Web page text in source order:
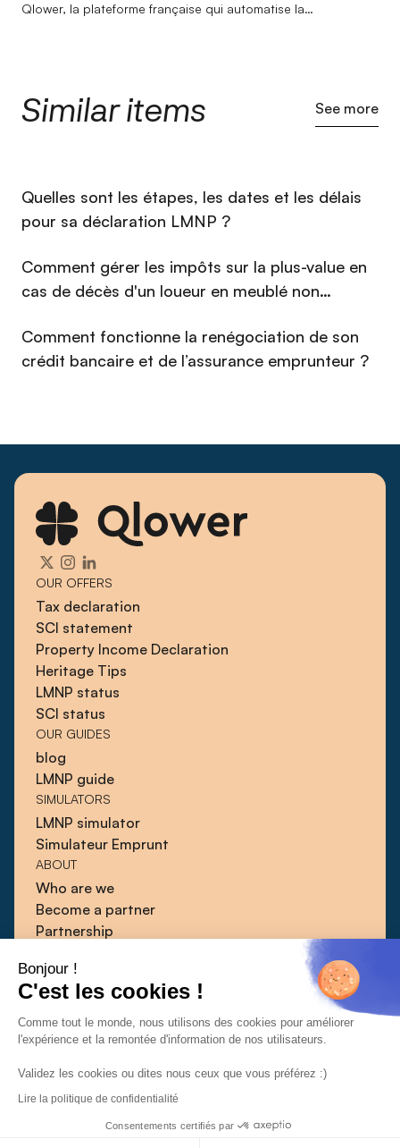
Bonjour !
C'est les cookies !
Comme tout le monde, nous utilisons des cookies pour améliorer
l'expérience et la remontée d'information de nos utilisateurs.
Validez les cookies ou dites nous ceux que vous préférez :)
Lire la politique de confidentialité
Consentements certifiés par
Qlower, la plateforme française qui automatise la
moteurs d'une croissance durable. Depuis son arrivée chez
Qlower, elle s'emploie à faire de la marque une référence
et curieuse, Imane a pour objectif de construire une
communauté de propriétaires bailleurs éclairés, en plaçant la
compréhension de son audience au cœur de chaque action.
Similar items See more
⁠Quelles sont les étapes, les dates et les délais
pour sa déclaration LMNP ?
Comment gérer les impôts sur la plus-value en
cas de décès d'un loueur en meublé non
Comment fonctionne la renégociation de son
crédit bancaire et de l’assurance emprunteur ?
OUR OFFERS
Tax declaration
SCI statement
Property Income Declaration
Heritage Tips
LMNP status
SCI status
OUR GUIDES
blog
LMNP guide
SIMULATORS
LMNP simulator
Simulateur Emprunt
ABOUT
Who are we
Become a partner
Partnership
Guides
Press
Contact
CGUCGVConfidentiality policy